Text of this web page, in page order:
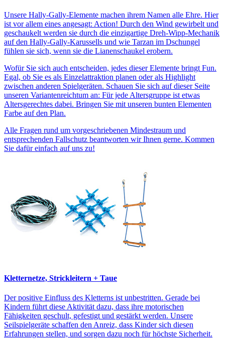
Unsere Hally-Gally-Elemente machen ihrem Namen alle Ehre. Hier
ist vor allem eines angesagt: Action! Durch den Wind gewirbelt und
geschaukelt werden sie durch die einzigartige Dreh-Wipp-Mechanik
auf den Hally-Gally-Karussells und wie Tarzan im Dschungel
fühlen sie sich, wenn sie die Lianenschaukel erobern.
Wofür Sie sich auch entscheiden, jedes dieser Elemente bringt Fun.
Egal, ob Sie es als Einzelattraktion planen oder als Highlight
zwischen anderen Spielgeräten. Schauen Sie sich auf dieser Seite
unseren Variantenreichtum an: Für jede Altersgruppe ist etwas
Altersgerechtes dabei. Bringen Sie mit unseren bunten Elementen
Farbe auf den Plan.
Alle Fragen rund um vorgeschriebenen Mindestraum und
entsprechenden Fallschutz beantworten wir Ihnen gerne. Kommen
Sie dafür einfach auf uns zu!
Kletternetze, Strickleitern + Taue
Der positive Einfluss des Kletterns ist unbestritten. Gerade bei
Kindern führt diese Aktivität dazu, dass ihre motorischen
Fähigkeiten geschult, gefestigt und gestärkt werden. Unsere
Seilspielgeräte schaffen den Anreiz, dass Kinder sich diesen
Erfahrungen stellen, und sorgen dazu noch für höchste Sicherheit.